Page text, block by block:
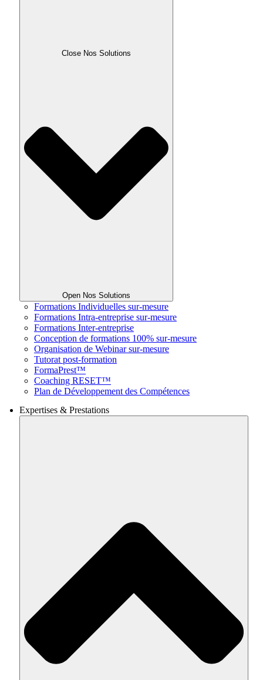
Close Nos Solutions
Open Nos Solutions
Formations Individuelles sur-mesure
Formations Intra-entreprise sur-mesure
Formations Inter-entreprise
Conception de formations 100% sur-mesure
Organisation de Webinar sur-mesure
Tutorat post-formation
FormaPrest™
Coaching RESET™
Plan de Développement des Compétences
Expertises & Prestations